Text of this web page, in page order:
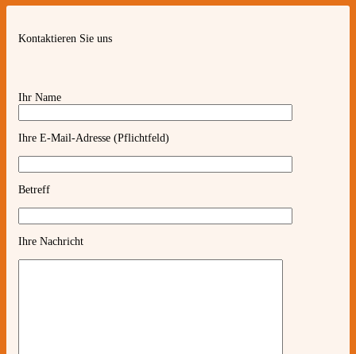
Kontaktieren Sie uns
Ihr Name
Ihre E-Mail-Adresse (Pflichtfeld)
Betreff
Ihre Nachricht